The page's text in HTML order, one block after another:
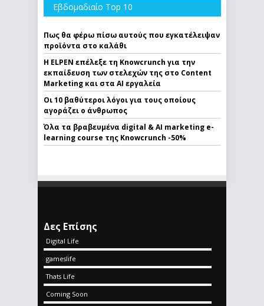
Εβδομαδιαίο Top 10
Πως θα φέρω πίσω αυτούς που εγκατέλειψαν
προϊόντα στο καλάθι
Η ELPEN επέλεξε τη Knowcrunch για την
εκπαίδευση των στελεχών της στο Content
Marketing και στα AI εργαλεία
Οι 10 βαθύτεροι λόγοι για τους οποίους
αγοράζει ο άνθρωπος
Όλα τα βραβευμένα digital & AI marketing e-
learning course της Knowcrunch -50%
Δες Επίσης
Digital Life
gameslife
Thats Life
Coming Soon